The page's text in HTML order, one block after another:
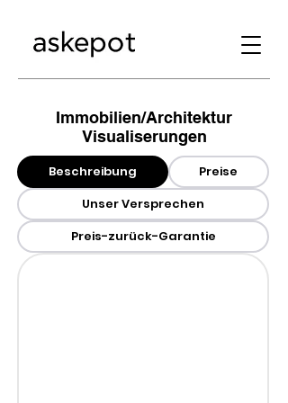
Immobilien/Architektur
Visualiserungen
Beschreibung
Preise
Unser Versprechen
Preis-zurück-Garantie